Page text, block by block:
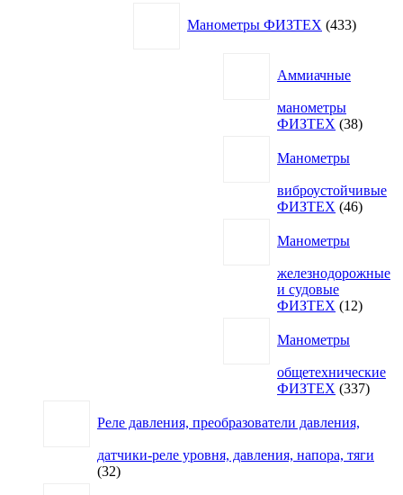
Манометры ФИЗТЕХ 433товара
Аммиачные
манометры
ФИЗТЕХ 3838
Манометры
виброустойчивые
ФИЗТЕХ 4646
Манометры
железнодорожные
и судовые
ФИЗТЕХ
1212
Манометры
общетехнические
ФИЗТЕХ 337337
Реле давления, преобразователи давления,
датчики-реле уровня, давления, напора, тяги
3232